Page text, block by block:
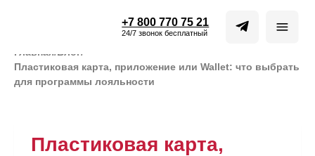
+7 800 770 75 21
24/7 звонок бесплатный
Главная/Блог/
Пластиковая карта, приложение или Wallet: что выбрать
для программы лояльности
Пластиковая карта,